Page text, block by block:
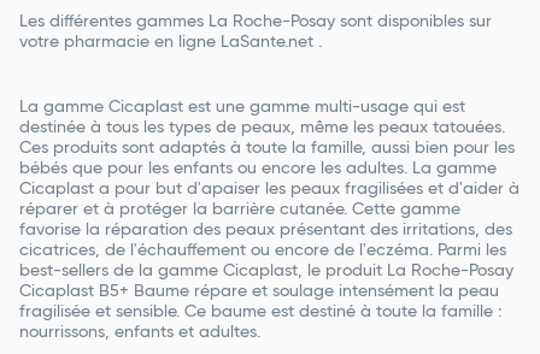
Les différentes gammes La Roche-Posay sont disponibles sur
votre pharmacie en ligne LaSante.net .
La gamme Cicaplast est une gamme multi-usage qui est
destinée à tous les types de peaux, même les peaux tatouées.
Ces produits sont adaptés à toute la famille, aussi bien pour les
bébés que pour les enfants ou encore les adultes. La gamme
Cicaplast a pour but d'apaiser les peaux fragilisées et d'aider à
réparer et à protéger la barrière cutanée. Cette gamme
favorise la réparation des peaux présentant des irritations, des
cicatrices, de l'échauffement ou encore de l'eczéma. Parmi les
best-sellers de la gamme Cicaplast, le produit La Roche-Posay
Cicaplast B5+ Baume répare et soulage intensément la peau
fragilisée et sensible. Ce baume est destiné à toute la famille :
nourrissons, enfants et adultes.